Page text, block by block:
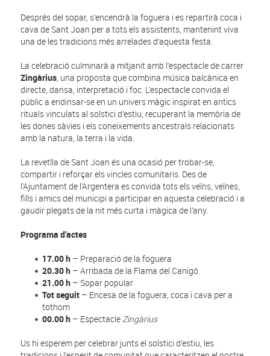
Després del sopar, s’encendrà la foguera i es repartirà coca i
cava de Sant Joan per a tots els assistents, mantenint viva
una de les tradicions més arrelades d’aquesta festa.
La celebració culminarà a mitjanit amb l’espectacle de carrer
Zingàrius, una proposta que combina música balcànica en
directe, dansa, interpretació i foc. L’espectacle convida el
públic a endinsar-se en un univers màgic inspirat en antics
rituals vinculats al solstici d’estiu, recuperant la memòria de
les dones sàvies i els coneixements ancestrals relacionats
amb la natura, la terra i la vida.
La revetlla de Sant Joan és una ocasió per trobar-se,
compartir i reforçar els vincles comunitaris. Des de
l’Ajuntament de l’Argentera es convida tots els veïns, veïnes,
fills i amics del municipi a participar en aquesta celebració i a
gaudir plegats de la nit més curta i màgica de l’any.
Programa d’actes
17.00 h – Preparació de la foguera
20.30 h – Arribada de la Flama del Canigó
21.00 h – Sopar popular
Tot seguit – Encesa de la foguera, coca i cava per a
tothom
00.00 h – EspectacleZingàrius
Us hi esperem per celebrar junts el solstici d’estiu, les